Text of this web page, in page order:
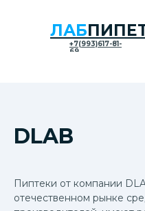
ЛАБ
+7(993)617-81-
69
DLAB
Пиптеки от компании
отечественном рынке